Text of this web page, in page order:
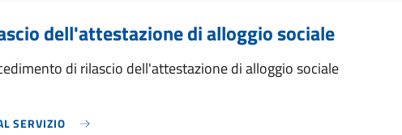
dell'attestazione di alloggio sociale
di rilascio dell'attestazione di alloggio sociale
SERVIZIO